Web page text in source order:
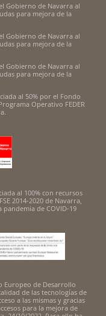
Gobierno de Navarra al
para mejora de la
Gobierno de Navarra al
para mejora de la
Gobierno de Navarra al
para mejora de la
al 50% por el Fondo
Operativo FEDER
al 100% con recursos
2014-2020 de Navarra,
de COVID-19
Europeo de Desarrollo
de las tecnologías de
a las mismas y gracias
para la mejora de